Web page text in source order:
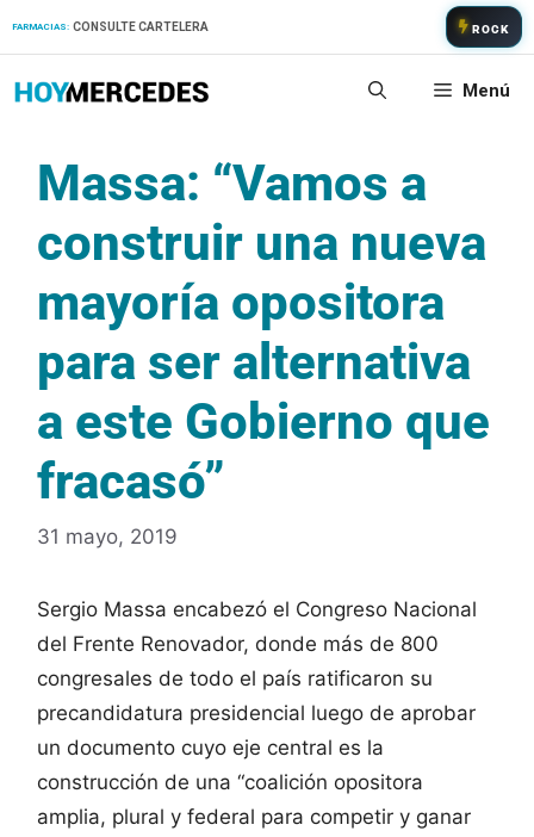
FARMACIAS: CONSULTE CARTELERA ROCK
Menú
Massa: “Vamos a
construir una nueva
mayoría opositora
para ser alternativa
a este Gobierno que
fracasó”
31 mayo, 2019
Sergio Massa encabezó el Congreso Nacional
del Frente Renovador, donde más de 800
congresales de todo el país ratificaron su
precandidatura presidencial luego de aprobar
un documento cuyo eje central es la
construcción de una “coalición opositora
amplia, plural y federal para competir y ganar